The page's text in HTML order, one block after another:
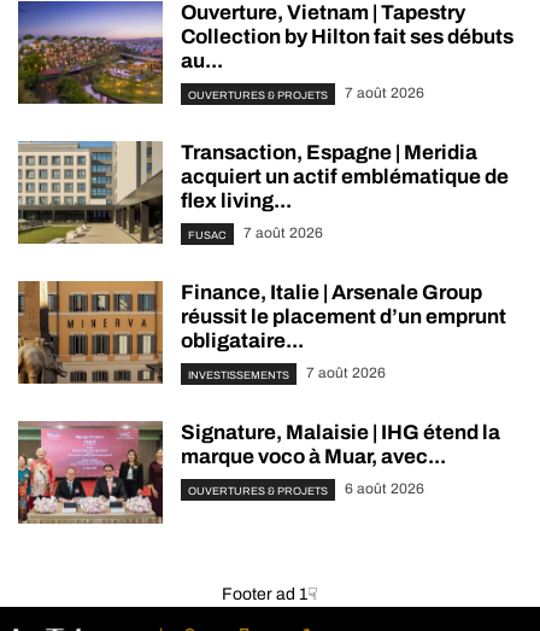
Ouverture, Vietnam | Tapestry
Collection by Hilton fait ses débuts
au...
OUVERTURES & PROJETS 7 août 2026
Transaction, Espagne | Meridia
acquiert un actif emblématique de
flex living...
FUSAC 7 août 2026
Finance, Italie | Arsenale Group
réussit le placement d’un emprunt
obligataire...
INVESTISSEMENTS 7 août 2026
Signature, Malaisie | IHG étend la
marque voco à Muar, avec...
OUVERTURES & PROJETS 6 août 2026
Footer ad 1☟